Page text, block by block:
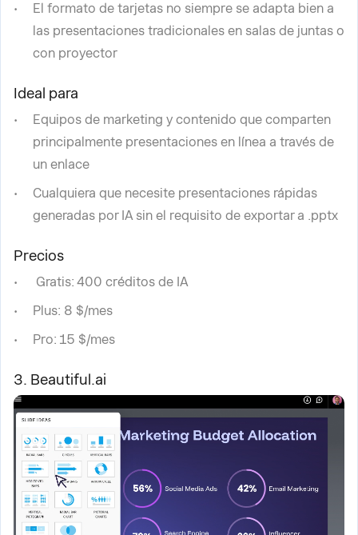
El formato de tarjetas no siempre se adapta bien a
las presentaciones tradicionales en salas de juntas o
con proyector
Ideal para
Equipos de marketing y contenido que comparten
principalmente presentaciones en línea a través de
un enlace
Cualquiera que necesite presentaciones rápidas
generadas por IA sin el requisito de exportar a .pptx
Precios
Gratis: 400 créditos de IA
Plus: 8 $/mes
Pro: 15 $/mes
3. Beautiful.ai